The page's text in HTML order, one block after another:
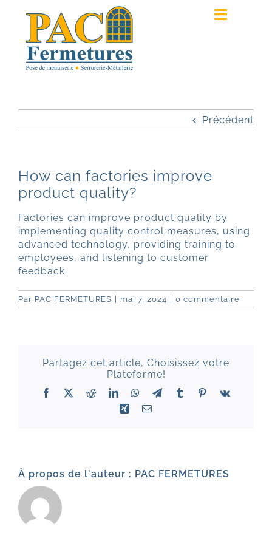
contenu
Toggle
ACCUEIL
RÉALISATIONS
DEVIS
Précédent
How can factories improve
product quality?
Factories can improve product quality by
implementing quality control measures, using
advanced technology, providing training to
employees, and listening to customer
feedback.
Par PAC FERMETURES | mai 7, 2024 | 0 commentaire
Partagez cet article, Choisissez votre
Plateforme!
Facebook Reddit LinkedInWhatsAppTelegram
TumblrPinterest
Xing
À propos de l'auteur : PAC FERMETURES